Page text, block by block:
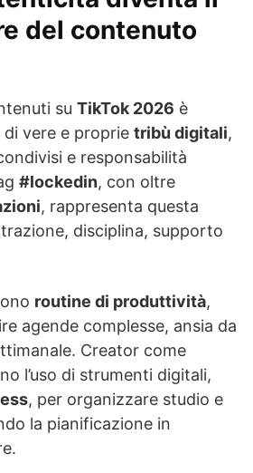
del contenuto
su TikTok 2026 è
vere e proprie tribù digitali,
e responsabilità
#lockedin, con oltre
, rappresenta questa
disciplina, supporto
routine di produttività,
agende complesse, ansia da
Creator come
l’uso di strumenti digitali,
, per organizzare studio e
la pianificazione in